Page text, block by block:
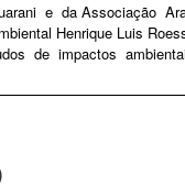
e da Associação
Henrique Luis
de impactos